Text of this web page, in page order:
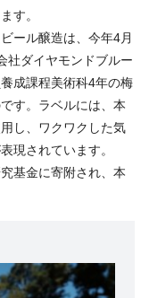
す。
ール醸造は、今年4月
社ダイヤモンドブルー
成課程美術科4年の梅
す。ラベルには、本
し、ワクワクした気
現されています。
基金に寄附され、本